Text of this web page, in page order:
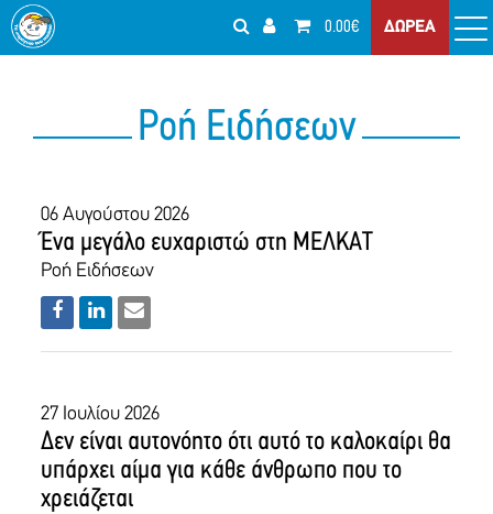
0.00€ ΔΩΡΕΑ
Ροή Ειδήσεων
06 Αυγούστου 2026
Ένα μεγάλο ευχαριστώ στη ΜΕΛΚΑΤ
Ροή Ειδήσεων
27 Ιουλίου 2026
Δεν είναι αυτονόητο ότι αυτό το καλοκαίρι θα
υπάρχει αίμα για κάθε άνθρωπο που το
χρειάζεται